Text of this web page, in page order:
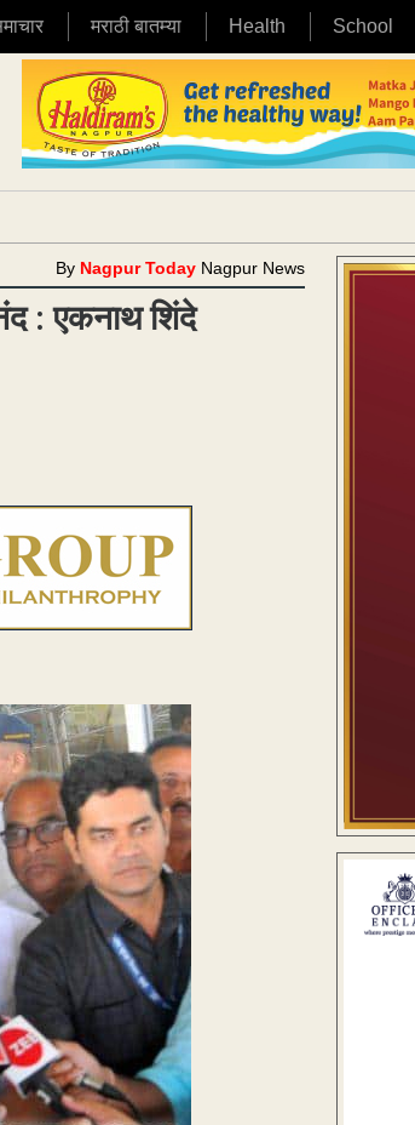
मराठी बातम्या Health School
By Nagpur Today Nagpur News
: एकनाथ शिंदे